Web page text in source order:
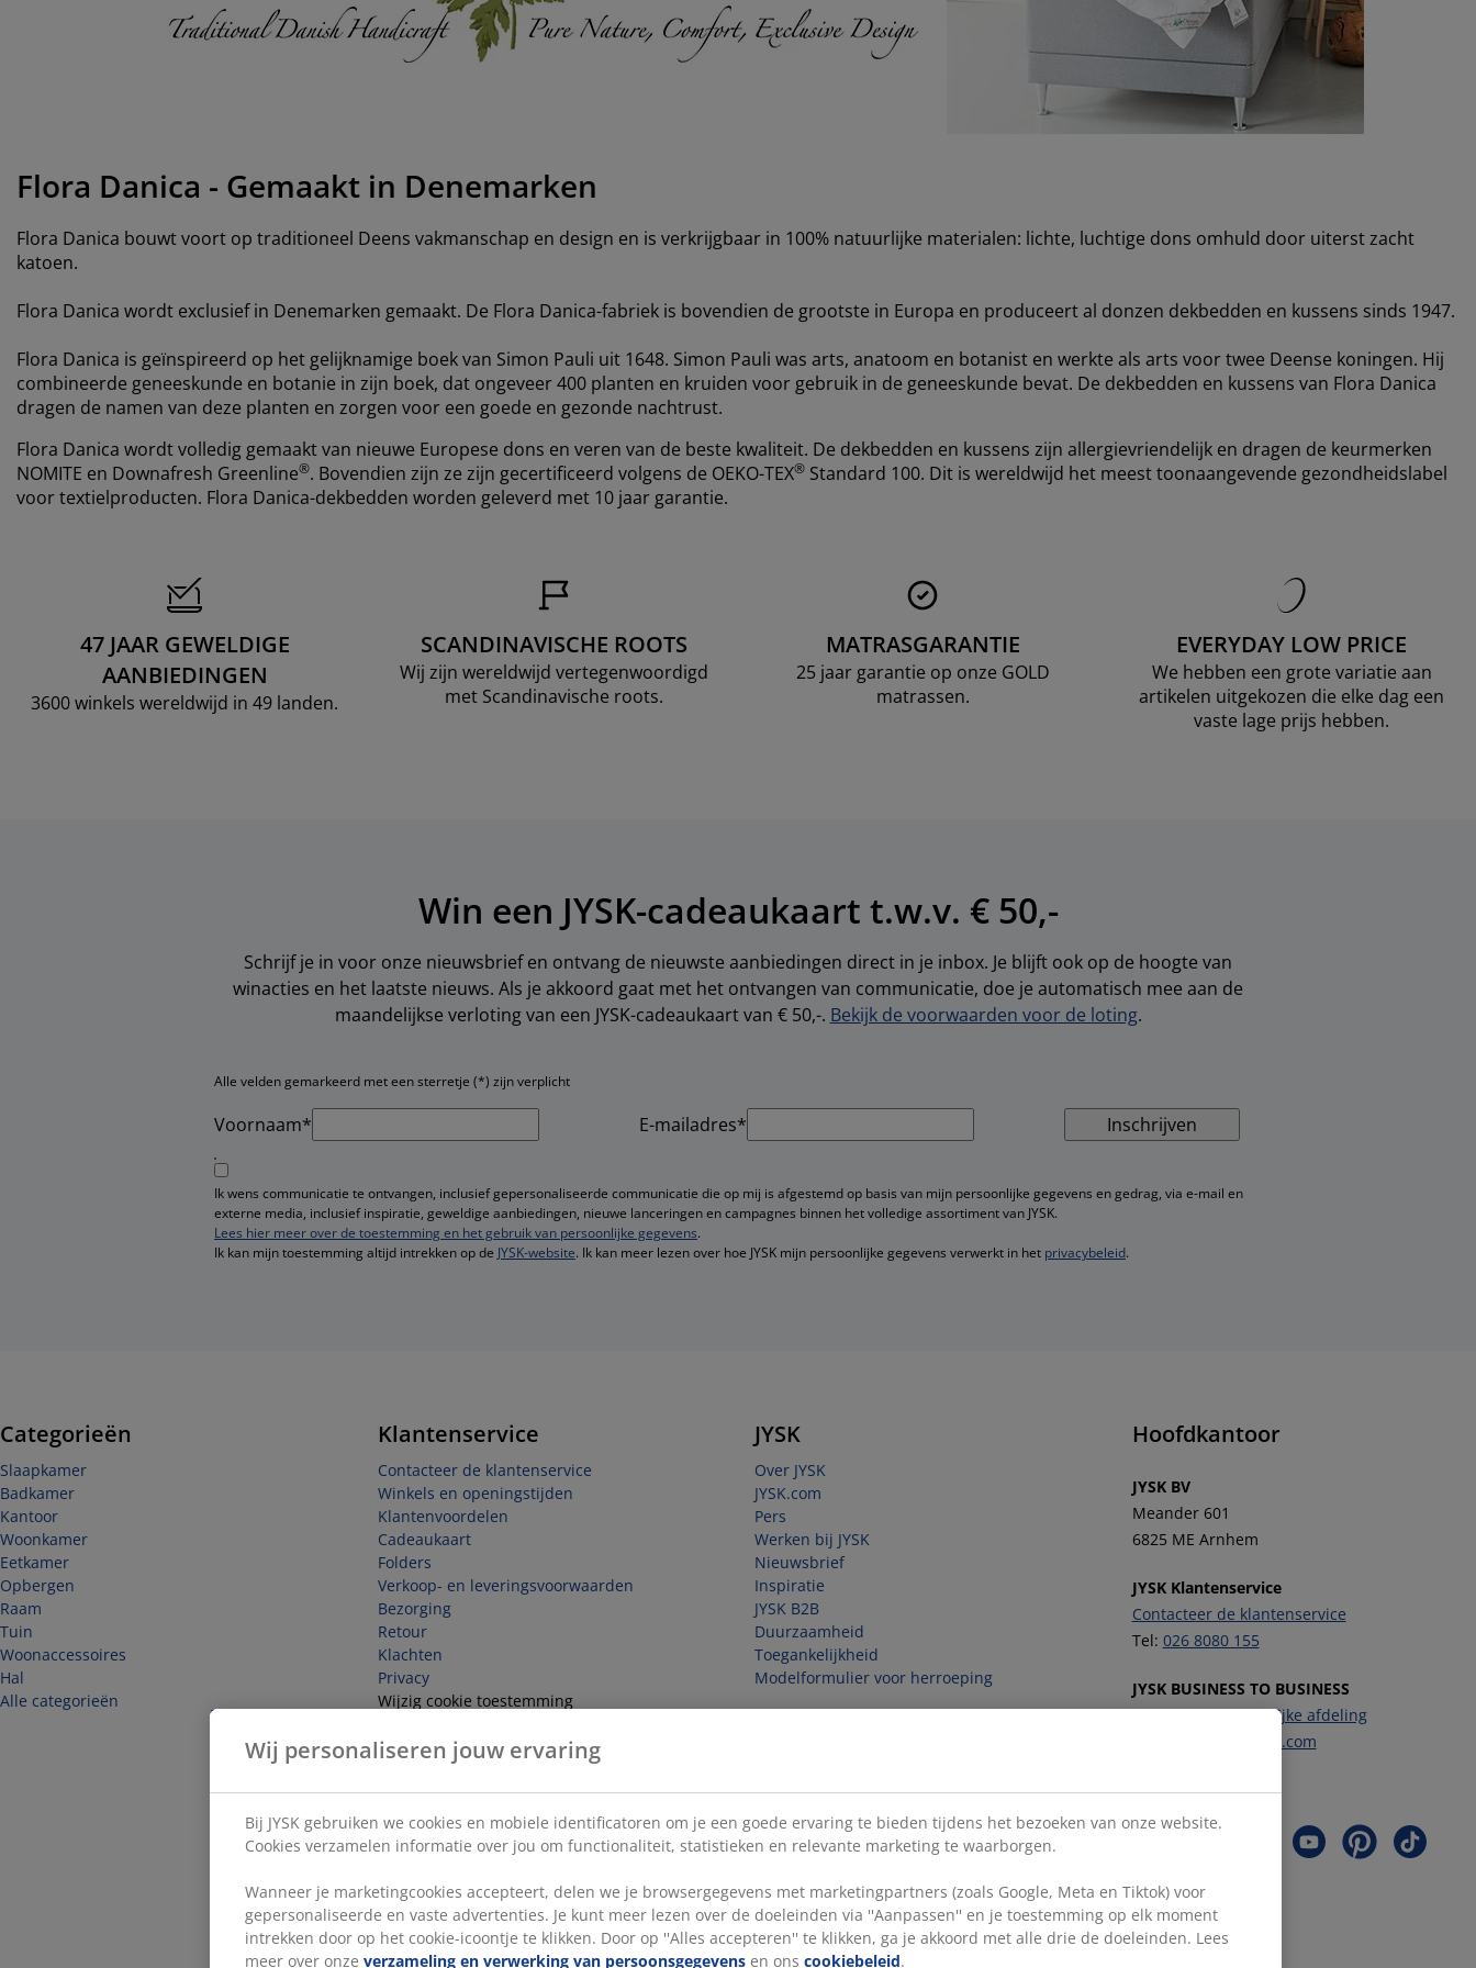
en accessoires
en strijken
Flora Danica - Gemaakt in Denemarken
Flora Danica bouwt voort op traditioneel Deens vakmanschap en design en is verkrijgbaar in 100% natuurlijke materialen: lichte, luchtige dons omhuld door uiterst zacht
katoen.
Flora Danica wordt exclusief in Denemarken gemaakt. De Flora Danica-fabriek is bovendien de grootste in Europa en produceert al donzen dekbedden en kussens sinds 1947.
Flora Danica is geïnspireerd op het gelijknamige boek van Simon Pauli uit 1648. Simon Pauli was arts, anatoom en botanist en werkte als arts voor twee Deense koningen. Hij
combineerde geneeskunde en botanie in zijn boek, dat ongeveer 400 planten en kruiden voor gebruik in de geneeskunde bevat. De dekbedden en kussens van Flora Danica
dragen de namen van deze planten en zorgen voor een goede en gezonde nachtrust.
Flora Danica wordt volledig gemaakt van nieuwe Europese dons en veren van de beste kwaliteit. De dekbedden en kussens zijn allergievriendelijk en dragen de keurmerken
NOMITE en Downafresh Greenline®. Bovendien zijn ze zijn gecertificeerd volgens de OEKO-TEX® Standard 100. Dit is wereldwijd het meest toonaangevende gezondheidslabel
voor textielproducten. Flora Danica-dekbedden worden geleverd met 10 jaar garantie.
47 JAAR GEWELDIGE
AANBIEDINGEN
3600 winkels wereldwijd in 49 landen.
SCANDINAVISCHE ROOTS
Wij zijn wereldwijd vertegenwoordigd
met Scandinavische roots.
MATRASGARANTIE
25 jaar garantie op onze GOLD
matrassen.
EVERYDAY LOW PRICE
We hebben een grote variatie aan
artikelen uitgekozen die elke dag een
vaste lage prijs hebben.
Win een JYSK-cadeaukaart t.w.v. € 50,-
Schrijf je in voor onze nieuwsbrief en ontvang de nieuwste aanbiedingen direct in je inbox. Je blijft ook op de hoogte van
winacties en het laatste nieuws. Als je akkoord gaat met het ontvangen van communicatie, doe je automatisch mee aan de
maandelijkse verloting van een JYSK-cadeaukaart van € 50,-. Bekijk de voorwaarden voor de loting.
Alle velden gemarkeerd met een sterretje (*) zijn verplicht
Voornaam* E-mailadres* Inschrijven
Ik wens communicatie te ontvangen, inclusief gepersonaliseerde communicatie die op mij is afgestemd op basis van mijn persoonlijke gegevens en gedrag, via e-mail en
externe media, inclusief inspiratie, geweldige aanbiedingen, nieuwe lanceringen en campagnes binnen het volledige assortiment van JYSK.
Lees hier meer over de toestemming en het gebruik van persoonlijke gegevens.
Ik kan mijn toestemming altijd intrekken op de JYSK-website. Ik kan meer lezen over hoe JYSK mijn persoonlijke gegevens verwerkt in het privacybeleid.
Categorieën
Slaapkamer
Badkamer
Kantoor
Woonkamer
Eetkamer
Opbergen
Raam
Tuin
Woonaccessoires
Hal
Alle categorieën
Klantenservice
Contacteer de klantenservice
Winkels en openingstijden
Klantenvoordelen
Cadeaukaart
Folders
Verkoop- en leveringsvoorwaarden
Bezorging
Retour
Klachten
Privacy
Wijzig cookie toestemming
Herroep hier de overeenkomst
JYSK
Over JYSK
JYSK.com
Pers
Werken bij JYSK
Nieuwsbrief
Inspiratie
JYSK B2B
Duurzaamheid
Toegankelijkheid
Modelformulier voor herroeping
Hoofdkantoor
JYSK BV
Meander 601
6825 ME Arnhem
JYSK Klantenservice
Contacteer de klantenservice
Tel: 026 8080 155
JYSK BUSINESS TO BUSINESS
Contacteer de zakelijke afdeling
b2b-nl@JYSK.com
Volg JYSK
Wij personaliseren jouw ervaring
Bij JYSK gebruiken we cookies en mobiele identificatoren om je een goede ervaring te bieden tijdens het bezoeken van onze website.
Cookies verzamelen informatie over jou om functionaliteit, statistieken en relevante marketing te waarborgen.
Wanneer je marketingcookies accepteert, delen we je browsergegevens met marketingpartners (zoals Google, Meta en Tiktok) voor
gepersonaliseerde en vaste advertenties. Je kunt meer lezen over de doeleinden via ''Aanpassen'' en je toestemming op elk moment
intrekken door op het cookie-icoontje te klikken. Door op ''Alles accepteren'' te klikken, ga je akkoord met alle drie de doeleinden. Lees
meer over onze verzameling en verwerking van persoonsgegevens en ons cookiebeleid.